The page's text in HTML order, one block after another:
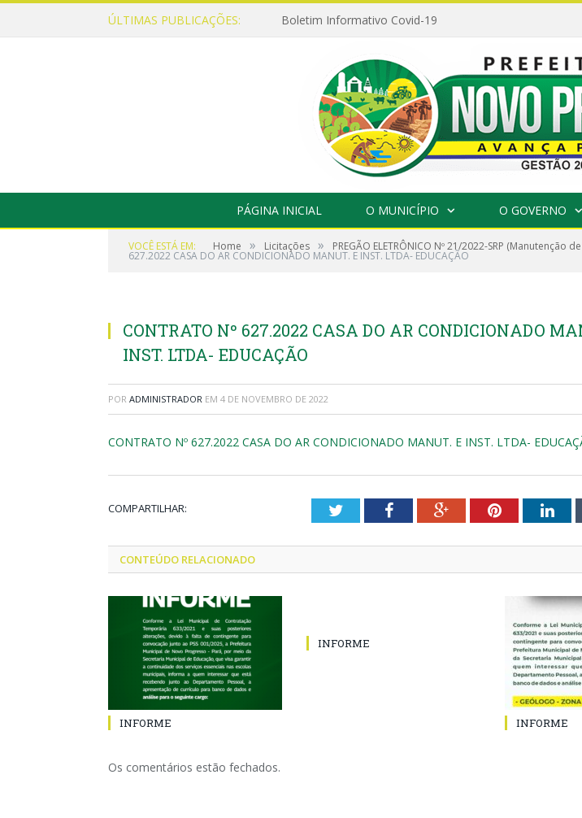
ÚLTIMAS PUBLICAÇÕES: Boletim Informativo Covid-19
PÁGINA INICIAL O MUNICÍPIO O GOVERNO
VOCÊ ESTÁ EM: Home » Licitações » PREGÃO ELETRÔNICO Nº 21/2022-SRP
627.2022 CASA DO AR CONDICIONADO MANUT. E INST. LTDA- EDUCAÇÃO
CONTRATO Nº 627.2022 CASA DO AR CONDICIONADO
INST. LTDA- EDUCAÇÃO
POR ADMINISTRADOR EM 4 DE NOVEMBRO DE 2022
CONTRATO Nº 627.2022 CASA DO AR CONDICIONADO MANUT. E INST. LTDA-
COMPARTILHAR: TwitterFacebookGoogle+Pinterest
CONTEÚDO RELACIONADO
INFORME
INFORME
INFORME
Os comentários estão fechados.